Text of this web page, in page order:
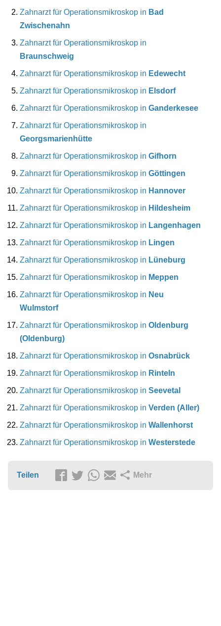
Zahnarzt für Operationsmikroskop in Bad
Zwischenahn
Zahnarzt für Operationsmikroskop in
Braunschweig
Zahnarzt für Operationsmikroskop in Edewecht
Zahnarzt für Operationsmikroskop in Elsdorf
Zahnarzt für Operationsmikroskop in Ganderkesee
Zahnarzt für Operationsmikroskop in
Georgsmarienhütte
Zahnarzt für Operationsmikroskop in Gifhorn
Zahnarzt für Operationsmikroskop in Göttingen
Zahnarzt für Operationsmikroskop in Hannover
Zahnarzt für Operationsmikroskop in Hildesheim
Zahnarzt für Operationsmikroskop in Langenhagen
Zahnarzt für Operationsmikroskop in Lingen
Zahnarzt für Operationsmikroskop in Lüneburg
Zahnarzt für Operationsmikroskop in Meppen
Zahnarzt für Operationsmikroskop in Neu
Wulmstorf
Zahnarzt für Operationsmikroskop in Oldenburg
(Oldenburg)
Zahnarzt für Operationsmikroskop in Osnabrück
Zahnarzt für Operationsmikroskop in Rinteln
Zahnarzt für Operationsmikroskop in Seevetal
Zahnarzt für Operationsmikroskop in Verden (Aller)
Zahnarzt für Operationsmikroskop in Wallenhorst
Zahnarzt für Operationsmikroskop in Westerstede
Teilen Mehr